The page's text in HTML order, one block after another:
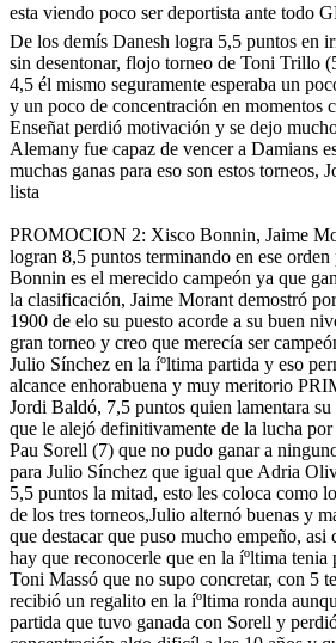
esta viendo poco ser deportista ante todo
De los demís Danesh logra 5,5 puntos en
sin desentonar, flojo torneo de Toni Trillo
4,5 él mismo seguramente esperaba un
y un poco de concentración en momentos
Enseñat perdió motivación y se dejo
Alemany fue capaz de vencer a Damians
muchas ganas para eso son estos torneos,
lista
PROMOCION 2: Xisco Bonnin, Jaime
logran 8,5 puntos terminando en ese
Bonnin es el merecido campeón ya que
la clasificación, Jaime Morant demostró
1900 de elo su puesto acorde a su buen
gran torneo y creo que merecí­a ser
Julio Sínchez en la íºltima partida y eso
alcance enhorabuena y muy meritorio
Jordi Baldó, 7,5 puntos quien lamentara
que le alejó definitivamente de la lucha
Pau Sorell (7) que no pudo ganar a
para Julio Sínchez que igual que Adria
5,5 puntos la mitad, esto les coloca como
de los tres torneos,Julio alternó buenas y
que destacar que puso mucho empeño,
hay que reconocerle que en la íºltima tenia
Toni Massó que no supo concretar, con 5
recibió un regalito en la íºltima ronda
partida que tuvo ganada con Sorell y